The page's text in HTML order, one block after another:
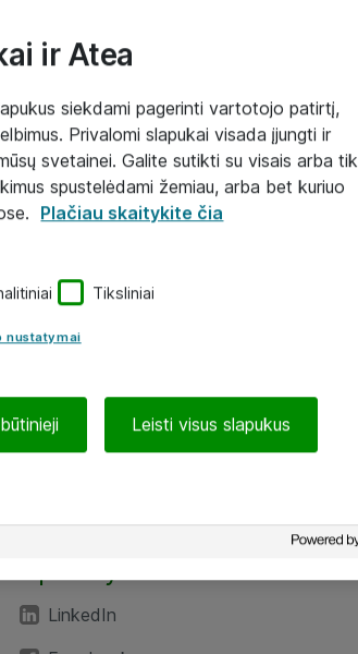
LinkedIn
ir Atea
siekdami pagerinti vartotojo patirtį,
Privalomi slapukai visada įjungti ir
svetainei. Galite sutikti su visais arba tik
spustelėdami žemiau, arba bet kuriuo
Plačiau skaitykite čia
Tiksliniai
nustatymai
Leisti visus slapukus